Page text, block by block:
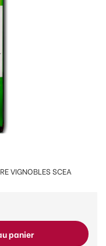
VIGNOBLES SCEA
panier